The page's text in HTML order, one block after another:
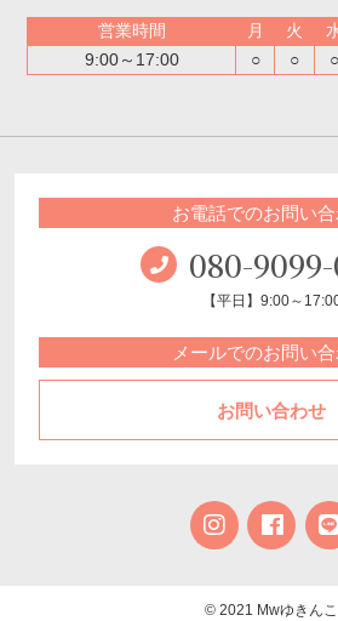
営業時間 月 火
9:00～17:00
○ ○ ○
お電話でのお問い
080-
【平日】9:00～
メールでのお問い
お問い合わせ
© 2021 Mwゆきんこ